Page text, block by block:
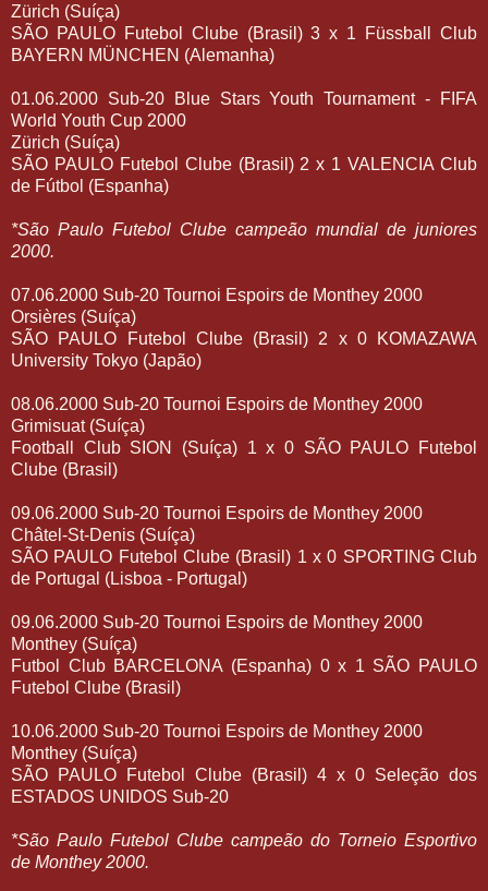
Zürich (Suíça)
SÃO PAULO Futebol Clube (Brasil) 3 x 1 Füssball Club
BAYERN MÜNCHEN (Alemanha)
01.06.2000 Sub-20 Blue Stars Youth Tournament - FIFA
World Youth Cup 2000
Zürich (Suíça)
SÃO PAULO Futebol Clube (Brasil) 2 x 1 VALENCIA Club
de Fútbol (Espanha)
*São Paulo Futebol Clube campeão mundial de juniores
2000.
07.06.2000 Sub-20 Tournoi Espoirs de Monthey 2000
Orsières (Suíça)
SÃO PAULO Futebol Clube (Brasil) 2 x 0 KOMAZAWA
University Tokyo (Japão)
08.06.2000 Sub-20 Tournoi Espoirs de Monthey 2000
Grimisuat (Suíça)
Football Club SION (Suíça) 1 x 0 SÃO PAULO Futebol
Clube (Brasil)
09.06.2000 Sub-20 Tournoi Espoirs de Monthey 2000
Châtel-St-Denis (Suíça)
SÃO PAULO Futebol Clube (Brasil) 1 x 0 SPORTING Club
de Portugal (Lisboa - Portugal)
09.06.2000 Sub-20 Tournoi Espoirs de Monthey 2000
Monthey (Suíça)
Futbol Club BARCELONA (Espanha) 0 x 1 SÃO PAULO
Futebol Clube (Brasil)
10.06.2000 Sub-20 Tournoi Espoirs de Monthey 2000
Monthey (Suíça)
SÃO PAULO Futebol Clube (Brasil) 4 x 0 Seleção dos
ESTADOS UNIDOS Sub-20
*São Paulo Futebol Clube campeão do Torneio Esportivo
de Monthey 2000.